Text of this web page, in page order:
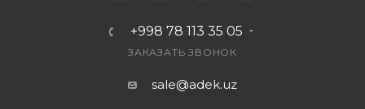
длинной 140 мм.
Наклон дисплея обеспечивает удобство
Имеются антискользящие накладки.
+998 78 113 35 05
ЗАКАЗАТЬ ЗВОНОК
sale@adek.uz